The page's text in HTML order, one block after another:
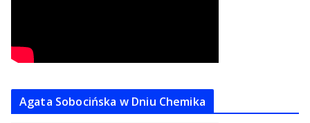
Agata Sobocińska w Dniu Chemika